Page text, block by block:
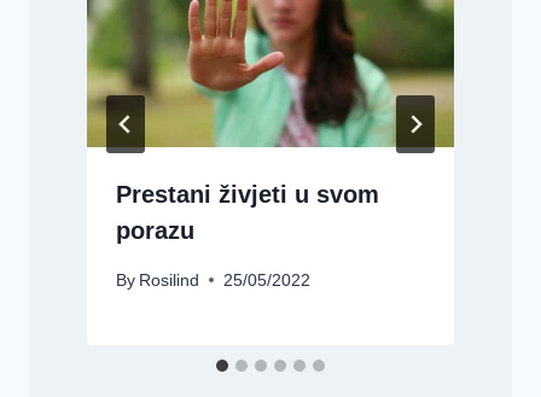
Prestani živjeti u svom
porazu
By Rosilind 25/05/2022